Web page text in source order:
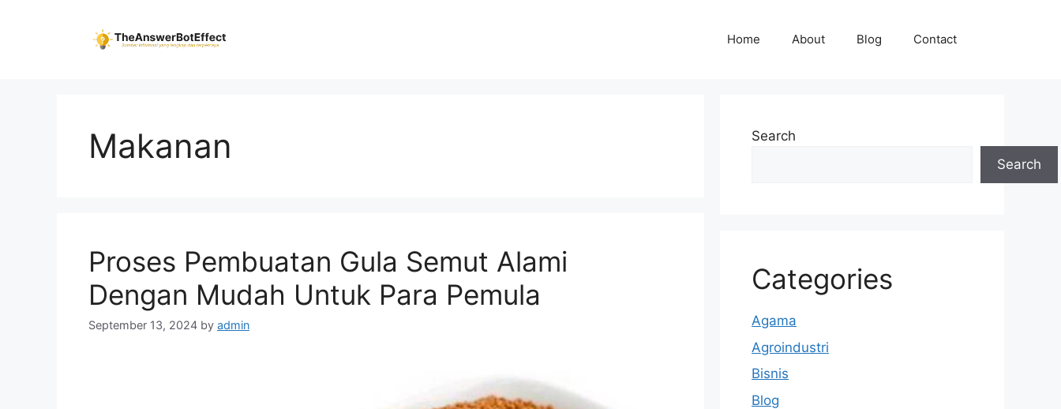
Home About Blog Contact
Makanan
Proses Pembuatan Gula Semut Alami
Dengan Mudah Untuk Para Pemula
September 13, 2024 by admin
Search
Search
Categories
Agama
Agroindustri
Bisnis
Blog